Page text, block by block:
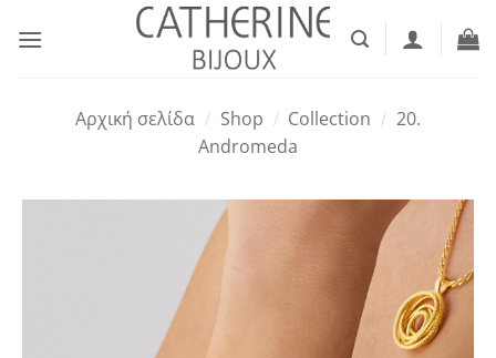
στο
Αρχική σελίδα / Shop / Collection / 20.
Andromeda